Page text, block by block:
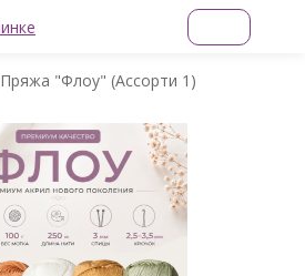
Пряжа "Флоу" (Ассорти 1)